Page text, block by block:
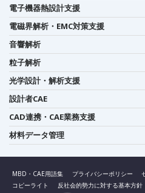
電子機器熱設計支援
電磁界解析・EMC対策支援
音響解析
粒子解析
光学設計・解析支援
設計者CAE
CAD連携・CAE業務支援
材料データ管理
MBD・CAE用語集 プライバシーポリシー
コピーライト
反社会的勢力に対する基本方針